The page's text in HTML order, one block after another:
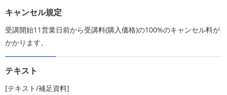
キャンセル規定
受講開始11営業日前から受講料(購入価格)の100%のキャンセル料が
かかります。
テキスト
[テキスト/補足資料]